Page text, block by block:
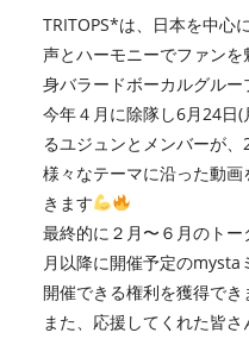
TRITOPS*は、日本を中心
声とハーモニーでファン
身バラードボーカルグルー
今年４月に除隊し6月24日
るユジュンとメンバーが
様々なテーマに沿った動
きます
最終的に２月〜６月のト
月以降に開催予定のmysta
開催できる権利を獲得でき
また、応援してくれた皆